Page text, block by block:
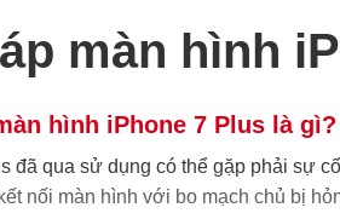
màn hình
hình iPhone 7 Plus là gì?
đã qua sử dụng có thể gặp phải sự
nối màn hình với bo mạch chủ bị